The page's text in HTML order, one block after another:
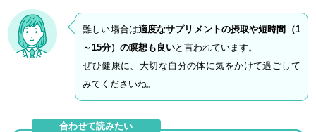
難しい場合は適度なサプリメントの摂取や短時間（1
～15分）の瞑想も良いと言われています。
ぜひ健康に、大切な自分の体に気をかけて過ごして
みてくださいね。
合わせて読みたい